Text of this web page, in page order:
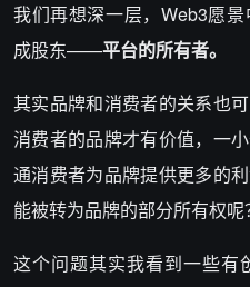
我们再想深一层，Web3愿
成股东——平台的所有者。
其实品牌和消费者的关系也
消费者的品牌才有价值，一
通消费者为品牌提供更多的
能被转为品牌的部分所有权呢
这个问题其实我看到一些有